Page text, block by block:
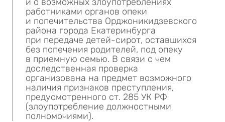
работниками органов опеки
и попечительства Орджоникидзевского
района города Екатеринбурга
при передаче детей-сирот, оставшихся
без попечения родителей, под опеку
в приемную семью. В связи с чем
доследственная проверка
организована на предмет возможного
наличия признаков преступления,
предусмотренного ст. 285 УК РФ
(злоупотребление должностными
полномочиями).